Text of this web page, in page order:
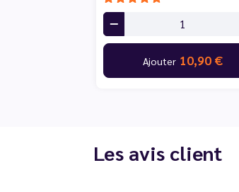
Ajouter 10,90 €
Les avis client